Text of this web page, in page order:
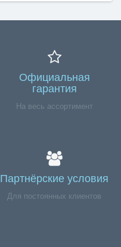
Официальная
гарантия
На весь ассортимент
Партнёрские условия
Для постоянных клиентов